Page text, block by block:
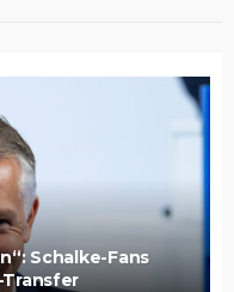
Schalke-Fans